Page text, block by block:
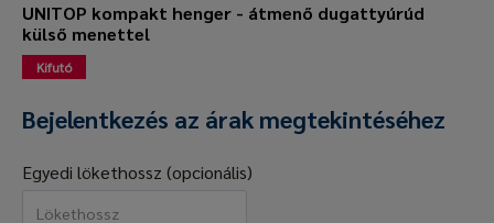
UNITOP kompakt henger - átmenő dugattyúrúd
külső menettel
Kifutó
Bejelentkezés az árak megtekintéséhez
Egyedi lökethossz (opcionális)